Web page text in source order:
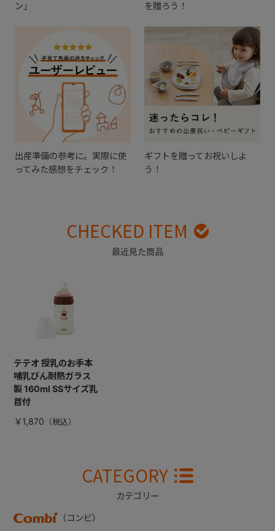
ン」
を贈ろう！
出産準備の参考に。実際に使
ってみた感想をチェック！
ギフトを贈ってお祝いしよ
う！
CHECKED ITEM
最近見た商品
テテオ 授乳のお手本
哺乳びん耐熱ガラス
製 160ml SSサイズ乳
首付
￥1,870
CATEGORY
カテゴリー
（コンビ）